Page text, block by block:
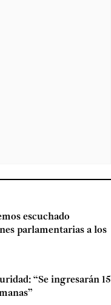
escuchado
parlamentarias a los
“Se ingresarán 15